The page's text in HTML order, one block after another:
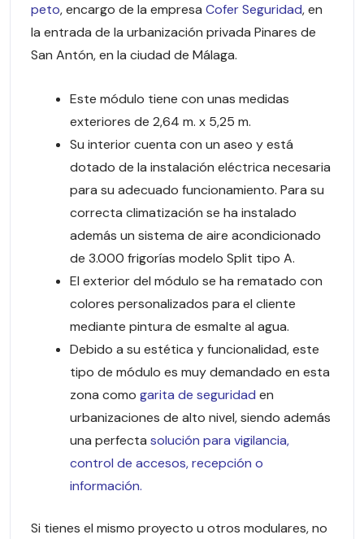
peto, encargo de la empresa Cofer Seguridad, en
la entrada de la urbanización privada Pinares de
San Antón, en la ciudad de Málaga.
Este módulo tiene con unas medidas
exteriores de 2,64 m. x 5,25 m.
Su interior cuenta con un aseo y está
dotado de la instalación eléctrica necesaria
para su adecuado funcionamiento. Para su
correcta climatización se ha instalado
además un sistema de aire acondicionado
de 3.000 frigorías modelo Split tipo A.
El exterior del módulo se ha rematado con
colores personalizados para el cliente
mediante pintura de esmalte al agua.
Debido a su estética y funcionalidad, este
tipo de módulo es muy demandado en esta
zona como garita de seguridad en
urbanizaciones de alto nivel, siendo además
una perfecta solución para vigilancia,
control de accesos, recepción o
información.
Si tienes el mismo proyecto u otros modulares, no